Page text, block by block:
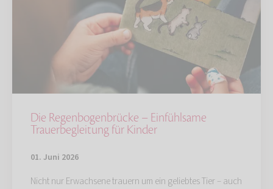
Die Regenbogenbrücke – Einfühlsame
Trauerbegleitung für Kinder
01. Juni 2026
Nicht nur Erwachsene trauern um ein geliebtes Tier – auch